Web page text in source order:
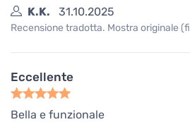
K.K.
31.10.2025
Recensione tradotta. Mostra originale
Eccellente
Bella e funzionale